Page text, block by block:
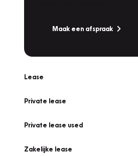
Maak een afspraak
Lease
Private lease
Private lease used
Zakelijke lease